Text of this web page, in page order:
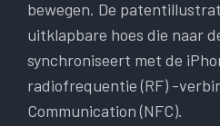
bewegen. De
uitklapbare hoes die naar
synchroniseert met de
radiofrequentie (RF) -
Communication (NFC).